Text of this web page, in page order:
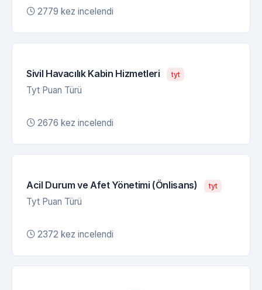
2779 kez incelendi
Sivil Havacılık Kabin Hizmetleri tyt
Tyt Puan Türü
2676 kez incelendi
Acil Durum ve Afet Yönetimi (Önlisans) tyt
Tyt Puan Türü
2372 kez incelendi